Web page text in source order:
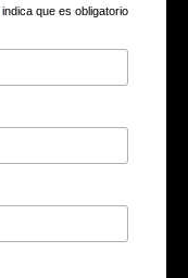
indica que es obligatorio